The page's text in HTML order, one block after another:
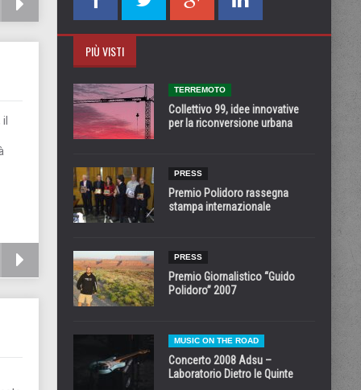
PIÙ VISTI
TERREMOTO
Collettivo 99, idee innovative
per la riconversione urbana
PRESS
Premio Polidoro rassegna
stampa internazionale
PRESS
Premio Giornalistico “Guido
Polidoro” 2007
MUSIC ON THE ROAD
Concerto 2008 Adsu –
Laboratorio Dietro le Quinte